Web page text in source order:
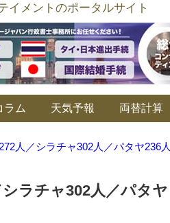
イメントのポータルサイト
ラム 天気予報 両替計算
人／シラチャ302人／パタヤ236人
ラチャ302人／パタヤ